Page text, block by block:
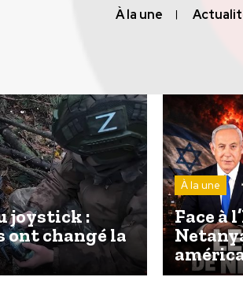
À la une
joystick :
ont changé la
À la une
Face à